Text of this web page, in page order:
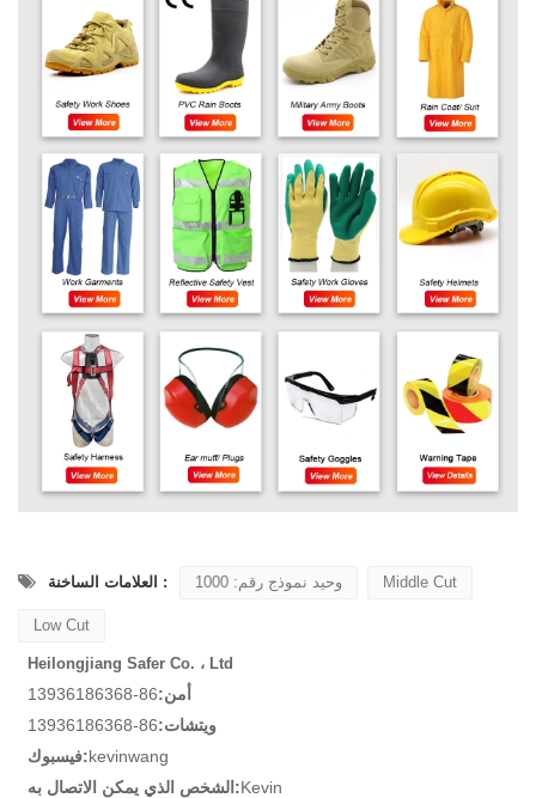
العلامات الساخنة : وحيد نموذج رقم: 1000 Middle Cut
Low Cut
Heilongjiang Safer Co. ، Ltd
أمن:86-13936186368
ويتشات:86-13936186368
فيسبوك:kevinwang
الشخص الذي يمكن الاتصال به:Kevin